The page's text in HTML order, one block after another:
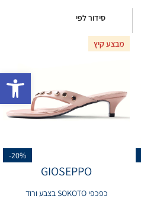
סידור לפי
מבצע קיץ
-20%
GIOSEPPO
כפכפי SOKOTO בצבע ורוד